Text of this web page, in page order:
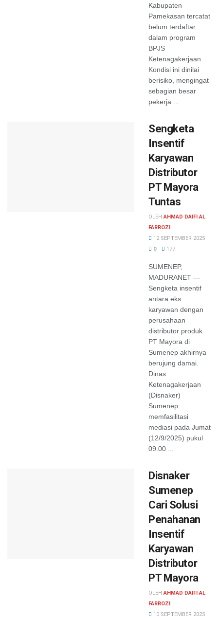
Kabupaten
Pamekasan tercatat
belum terdaftar
dalam program
BPJS
Ketenagakerjaan.
Kondisi ini dinilai
berisiko, mengingat
sebagian besar
pekerja ...
Sengketa
Insentif
Karyawan
Distributor
PT Mayora
Tuntas
OLEH AHMAD DAIFI AL
FARROZI
12 SEPTEMBER 2025
0
177
SUMENEP,
MADURANET —
Sengketa insentif
antara eks
karyawan dengan
perusahaan
distributor produk
PT Mayora di
Sumenep akhirnya
berujung damai.
Dinas
Ketenagakerjaan
(Disnaker)
Sumenep
memfasilitasi
mediasi pada Jumat
(12/9/2025) pukul
09.00 ...
Disnaker
Sumenep
Cari Solusi
Penahanan
Insentif
Karyawan
Distributor
PT Mayora
OLEH AHMAD DAIFI AL
FARROZI
10 SEPTEMBER 2025